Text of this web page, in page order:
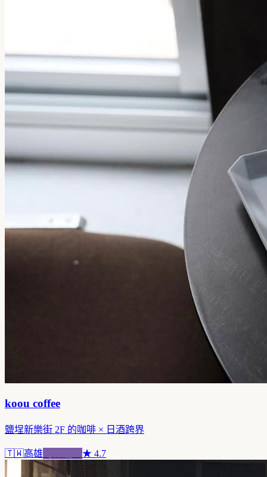
koou coffee
鹽埕新樂街 2F 的咖啡 × 日酒跨界
🇹🇼高雄 ★ 4.7